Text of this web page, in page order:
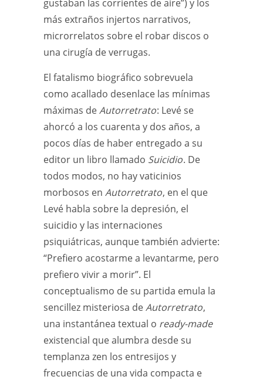
gustaban las corrientes de aire”) y los
más extraños injertos narrativos,
microrrelatos sobre el robar discos o
una cirugía de verrugas.
El fatalismo biográfico sobrevuela
como acallado desenlace las mínimas
máximas deAutorretrato: Levé se
ahorcó a los cuarenta y dos años, a
pocos días de haber entregado a su
editor un libro llamado Suicidio. De
todos modos, no hay vaticinios
morbosos en Autorretrato, en el que
Levé habla sobre la depresión, el
suicidio y las internaciones
psiquiátricas, aunque también advierte:
“Prefiero acostarme a levantarme, pero
prefiero vivir a morir”. El
conceptualismo de su partida emula la
sencillez misteriosa deAutorretrato,
una instantánea textual o ready-made
existencial que alumbra desde su
templanza zen los entresijos y
frecuencias de una vida compacta e